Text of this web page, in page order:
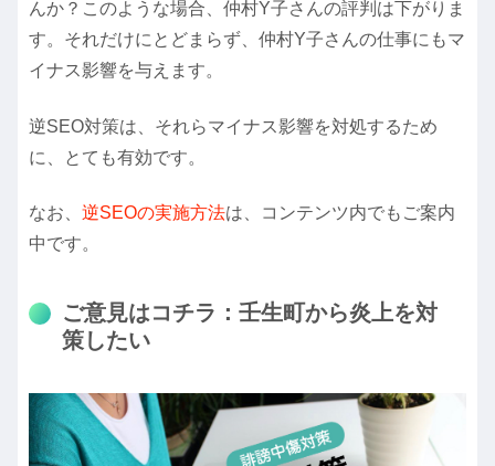
んか？このような場合、仲村Y子さんの評判は下がりま
す。それだけにとどまらず、仲村Y子さんの仕事にもマ
イナス影響を与えます。
逆SEO対策は、それらマイナス影響を対処するため
に、とても有効です。
なお、 逆SEOの実施方法は、コンテンツ内でもご案内
中です。
ご意見はコチラ：壬生町から炎上を対
策したい